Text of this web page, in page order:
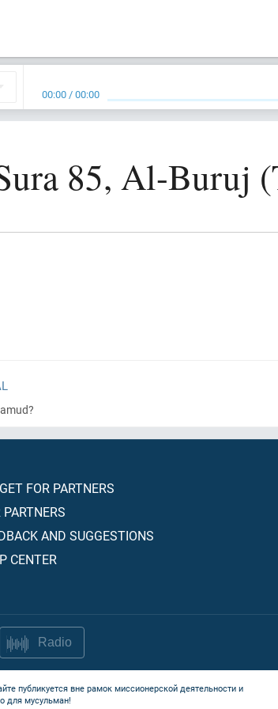
00:00 /00:00
85, Al-Buruj
FOR PARTNERS
PARTNERS
AND SUGGESTIONS
CENTER
Radio
публикуется вне рамок миссионерской деятельности и
для мусульман!